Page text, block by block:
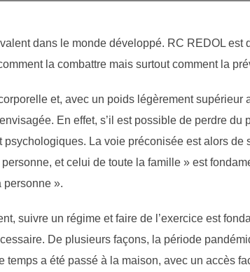
dans le monde développé. RC REDOL est
la combattre mais surtout comment la
et, avec un poids légèrement supérieur
En effet, s’il est possible de perdre du
La voie préconisée est alors de
et celui de toute la famille » est
personne ».
suivre un régime et faire de l’exercice est
De plusieurs façons, la période
a été passé à la maison, avec un accès